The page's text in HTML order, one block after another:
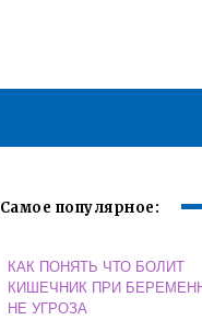
Самое популярное:
КАК ПОНЯТЬ ЧТО БОЛИТ
КИШЕЧНИК ПРИ
НЕ УГРОЗА